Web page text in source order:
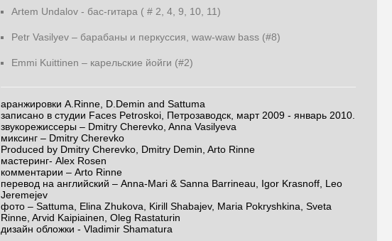
Artem Undalov - бас-гитара ( # 2, 4, 9, 10, 11)
Petr Vasilyev – барабаны и перкуссия, waw-waw bass (#8)
Emmi Kuittinen – карельские йойги (#2)
аранжировки A.Rinne, D.Demin and Sattuma
записано в студии Faces Petroskoi, Петрозаводск, март 2009 - январь 2010.
звукорежиссеры – Dmitry Cherevko, Anna Vasilyeva
миксинг – Dmitry Cherevko
Produced by Dmitry Cherevko, Dmitry Demin, Arto Rinne
мастеринг- Alex Rosen
комментарии – Arto Rinne
перевод на английский – Anna-Mari & Sanna Barrineau, Igor Krasnoff, Leo
Jeremejev
фото – Sattuma, Elina Zhukova, Kirill Shabajev, Maria Pokryshkina, Sveta
Rinne, Arvid Kaipiainen, Oleg Rastaturin
дизайн обложки - Vladimir Shamatura